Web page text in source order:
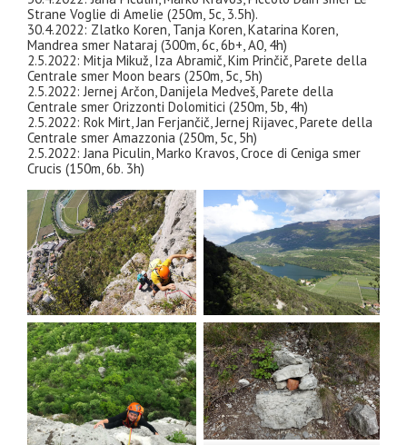
Strane Voglie di Amelie (250m, 5c, 3.5h).
30.4.2022: Zlatko Koren, Tanja Koren, Katarina Koren,
Mandrea smer Nataraj (300m, 6c, 6b+, A0, 4h)
2.5.2022: Mitja Mikuž, Iza Abramič, Kim Prinčič, Parete della
Centrale smer Moon bears (250m, 5c, 5h)
2.5.2022: Jernej Arčon, Danijela Medveš, Parete della
Centrale smer Orizzonti Dolomitici (250m, 5b, 4h)
2.5.2022: Rok Mirt, Jan Ferjančič, Jernej Rijavec, Parete della
Centrale smer Amazzonia (250m, 5c, 5h)
2.5.2022: Jana Piculin, Marko Kravos, Croce di Ceniga smer
Crucis (150m, 6b. 3h)